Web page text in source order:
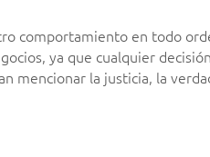
comportamiento en todo
, ya que cualquier
mencionar la justicia, la